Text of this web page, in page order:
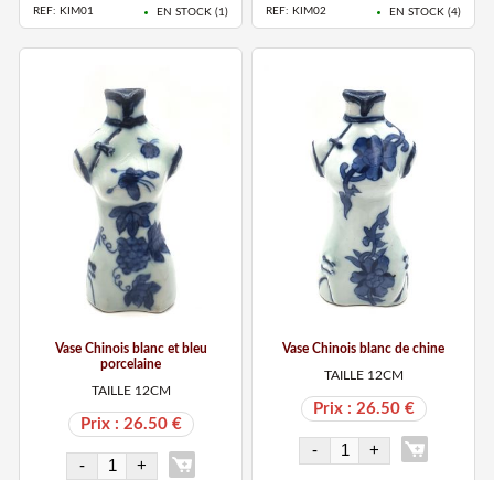
REF: KIM01 EN STOCK ( 1 ) REF: KIM02 EN STOCK (4)
Vase Chinois blanc et bleu
porcelaine
TAILLE 12CM
Prix : 26.50 €
Vase Chinois blanc de chine
TAILLE 12CM
Prix : 26.50 €